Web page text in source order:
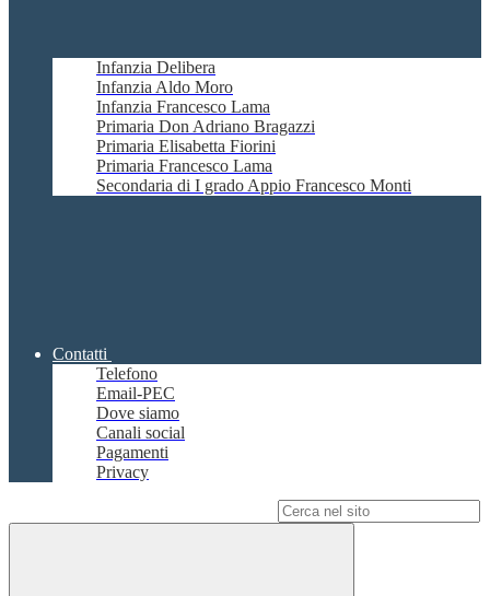
Infanzia Delibera
Infanzia Aldo Moro
Infanzia Francesco Lama
Primaria Don Adriano Bragazzi
Primaria Elisabetta Fiorini
Primaria Francesco Lama
Secondaria di I grado Appio Francesco Monti
Contatti
Telefono
Email-PEC
Dove siamo
Canali social
Pagamenti
Privacy